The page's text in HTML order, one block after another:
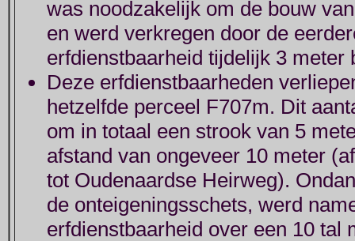
was noodzakelijk om de bouw
en werd verkregen door de
erfdienstbaarheid tijdelijk 3 meter
Deze erfdienstbaarheden
hetzelfde perceel F707m. Dit
om in totaal een strook van 5
afstand van ongeveer 10 meter
tot Oudenaardse Heirweg).
de onteigeningsschets, werd
erfdienstbaarheid over een 10 tal